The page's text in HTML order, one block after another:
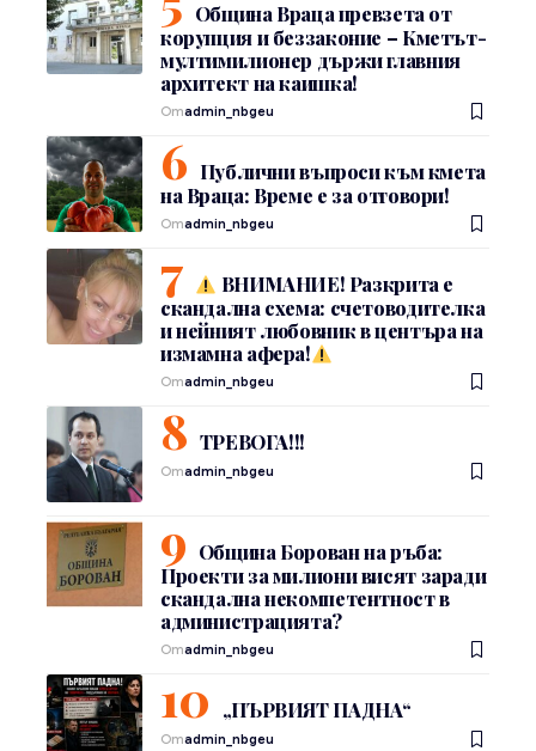
Община Враца превзета от
корупция и беззаконие – Кметът-
мултимилионер държи главния
архитект на каишка!
Отadmin_nbgeu
Публични въпроси към кмета
на Враца: Време е за отговори!
Отadmin_nbgeu
ВНИМАНИЕ! Разкрита е
скандална схема: счетоводителка
и нейният любовник в центъра на
измамна афера!
Отadmin_nbgeu
ТРЕВОГА!!!
Отadmin_nbgeu
Община Борован на ръба:
Проекти за милиони висят заради
скандална некомпетентност в
администрацията?
Отadmin_nbgeu
„ПЪРВИЯТ ПАДНА“
Отadmin_nbgeu